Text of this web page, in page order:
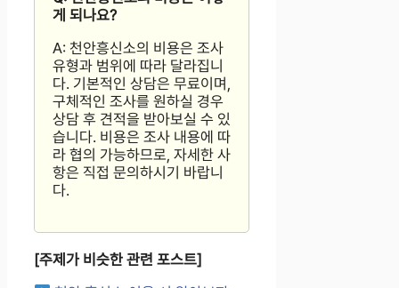
게 되나요?
A: 천안흥신소의 비용은 조사
유형과 범위에 따라 달라집니
다. 기본적인 상담은 무료이며,
구체적인 조사를 원하실 경우
상담 후 견적을 받아보실 수 있
습니다. 비용은 조사 내용에 따
라 협의 가능하므로, 자세한 사
항은 직접 문의하시기 바랍니
다.
[주제가 비슷한 관련 포스트]